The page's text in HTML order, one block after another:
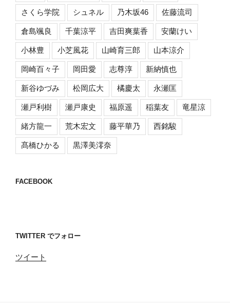
さくら学院 シュネル 乃木坂46 佐藤流司
倉島颯良 千葉涼平 吉田爽葉香 安蘭けい
小林豊 小芝風花 山崎育三郎 山本涼介
岡崎百々子 岡田愛 志尊淳 新納慎也
新谷ゆづみ 松岡広大 橘慶太 永瀬匡
瀬戸利樹 瀬戸康史 福原遥 稲葉友 竜星涼
緒方龍一 荒木宏文 藤平華乃 西銘駿
髙橋ひかる 黒澤美澪奈
FACEBOOK
TWITTER でフォロー
ツイート